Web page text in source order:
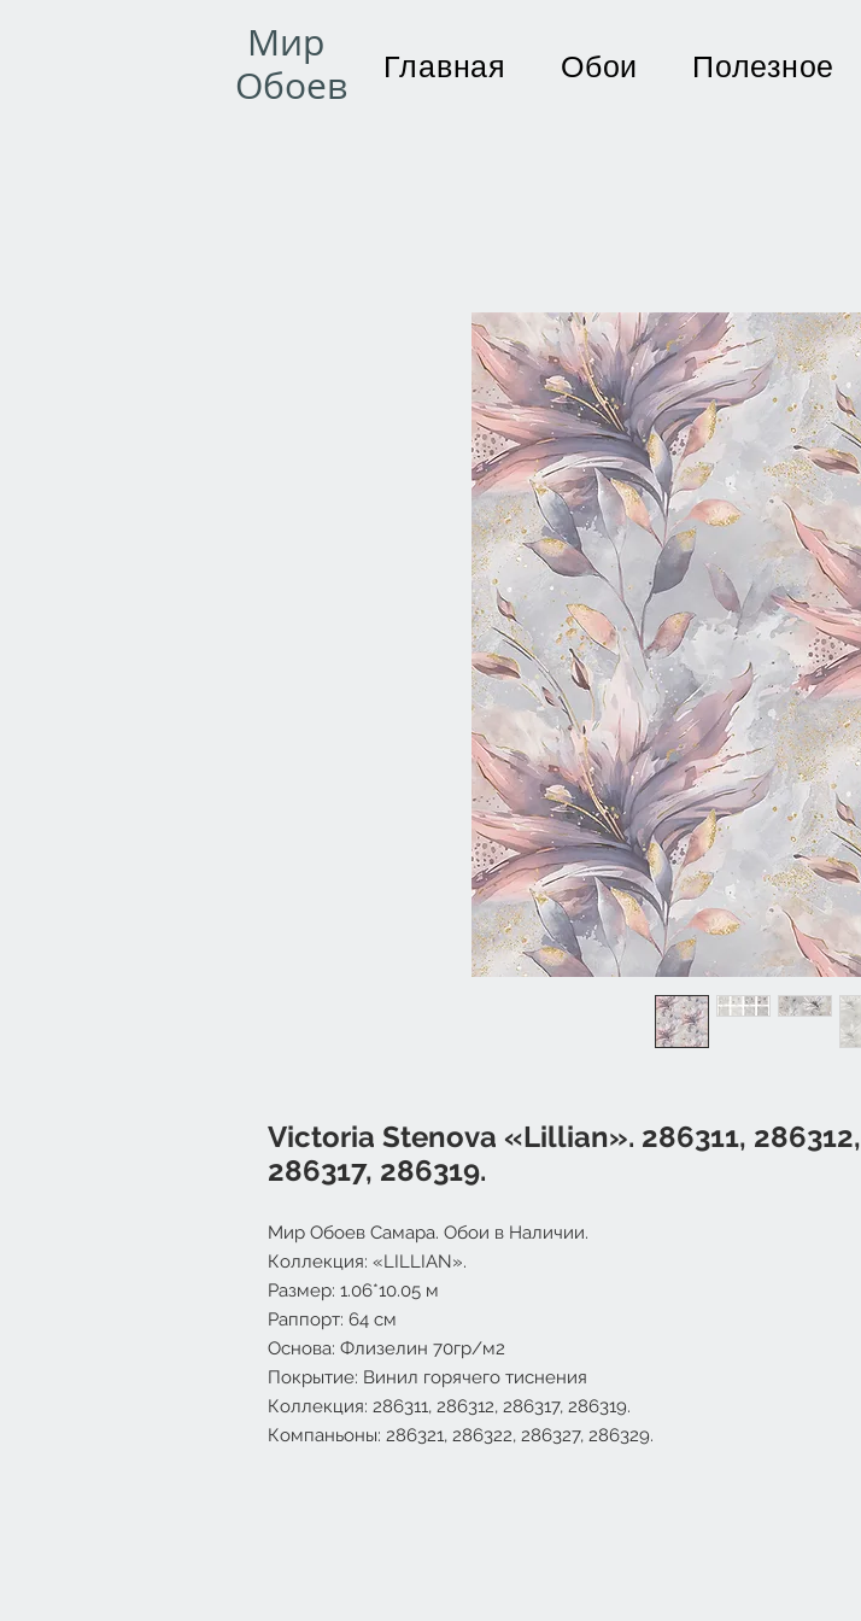
Мир
Обоев
Главная Обои Полезное
Victoria Stenova «Lillian». 286311, 286312,
286317, 286319.
Мир Обоев Самара. Обои в Наличии.
Коллекция: «LILLIAN».
Размер: 1.06*10.05 м
Раппорт: 64 см
Основа: Флизелин 70гр/м2
Покрытие: Винил горячего тиснения
Коллекция: 286311, 286312, 286317, 286319.
Компаньоны: 286321, 286322, 286327, 286329.